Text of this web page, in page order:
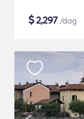
$2,297 /dag